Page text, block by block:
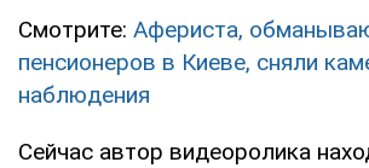
Смотрите: Афериста,
пенсионеров в Киеве, сняли
наблюдения
Сейчас автор видеоролика